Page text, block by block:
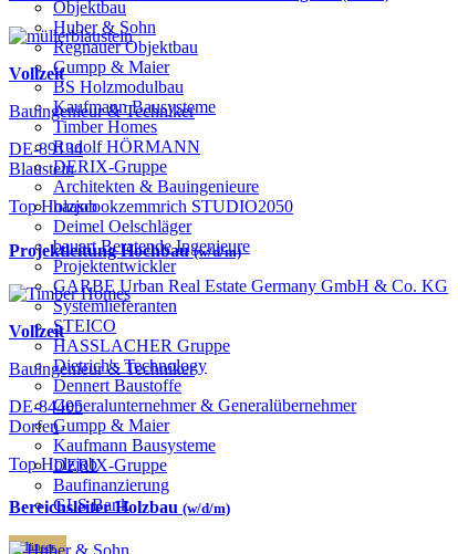
Objektbau
Huber & Sohn
Regnauer Objektbau
Gumpp & Maier
BS Holzmodulbau
Kaufmann Bausysteme
Timber Homes
Rudolf HÖRMANN
DERIX-Gruppe
Architekten & Bauingenieure
haascookzemmrich STUDIO2050
Deimel Oelschläger
bauart Beratende Ingenieure
Projektentwickler
GARBE Urban Real Estate Germany GmbH & Co. KG
Systemlieferanten
STEICO
HASSLACHER Gruppe
Dietrich's Technology
Dennert Baustoffe
Generalunternehmer & Generalübernehmer
Gumpp & Maier
Kaufmann Bausysteme
DERIX-Gruppe
Baufinanzierung
GLS Bank
Häuser
Vollzeit
Bauingenieur & Techniker
DE-89134
Blaustein
Top Holzjob
Projektleitung Hochbau(w/d/m)
Vollzeit
Bauingenieur & Techniker
DE-84405
Dorfen
Top Holzjob
Bereichsleiter Holzbau (w/d/m)